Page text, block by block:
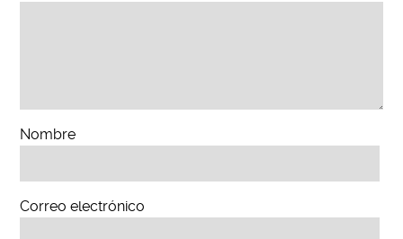
Nombre
Correo electrónico